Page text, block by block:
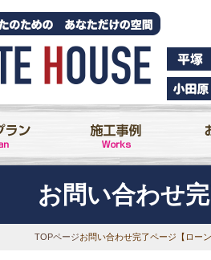
お問い合わせ
TOPページお問い合わせ完了ページ【ロー